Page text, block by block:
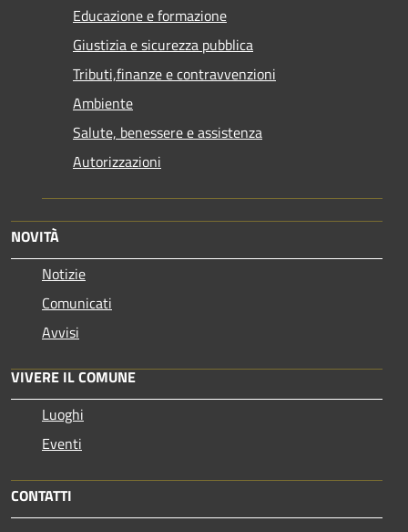
Educazione e formazione
Giustizia e sicurezza pubblica
Tributi,finanze e contravvenzioni
Ambiente
Salute, benessere e assistenza
Autorizzazioni
NOVITÀ
Notizie
Comunicati
Avvisi
VIVERE IL COMUNE
Luoghi
Eventi
CONTATTI